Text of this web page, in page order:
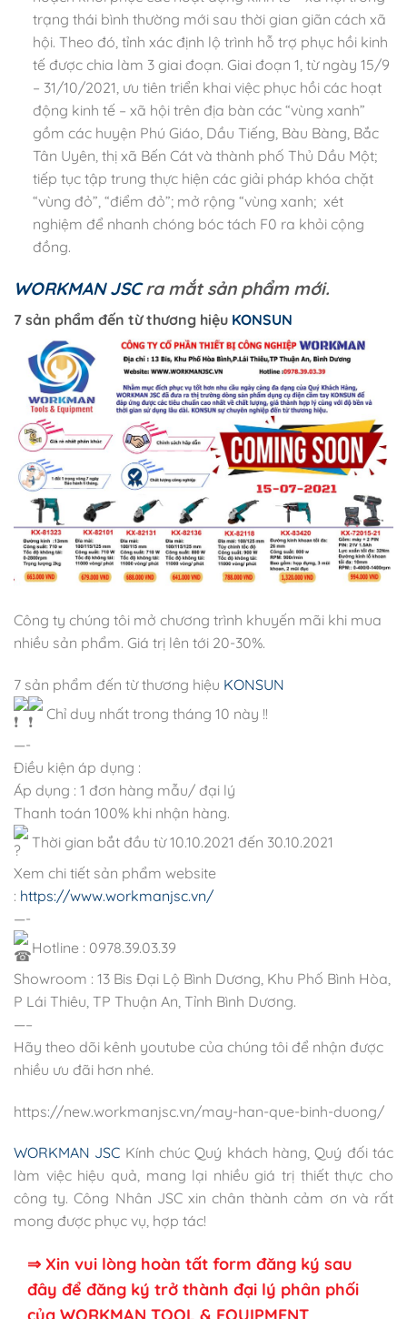
trạng thái bình thường mới sau thời gian giãn cách xã
hội. Theo đó, tỉnh xác định lộ trình hỗ trợ phục hồi kinh
tế được chia làm 3 giai đoạn. Giai đoạn 1, từ ngày 15/9
– 31/10/2021, ưu tiên triển khai việc phục hồi các hoạt
động kinh tế – xã hội trên địa bàn các “vùng xanh”
gồm các huyện Phú Giáo, Dầu Tiếng, Bàu Bàng, Bắc
Tân Uyên, thị xã Bến Cát và thành phố Thủ Dầu Một;
tiếp tục tập trung thực hiện các giải pháp khóa chặt
“vùng đỏ”, “điểm đỏ”; mở rộng “vùng xanh; xét
nghiệm để nhanh chóng bóc tách F0 ra khỏi cộng
đồng.
WORKMAN JSCra mắt sản phẩm mới.
7 sản phẩm đến từ thương hiệu KONSUN
Công ty chúng tôi mở chương trình khuyến mãi khi mua
nhiều sản phẩm. Giá trị lên tới 20-30%.
7 sản phẩm đến từ thương hiệu KONSUN
Chỉ duy nhất trong tháng 10 này !!
—-
Điều kiện áp dụng :
Áp dụng : 1 đơn hàng mẫu/ đại lý
Thanh toán 100% khi nhận hàng.
Thời gian bắt đầu từ 10.10.2021 đến 30.10.2021
Xem chi tiết sản phẩm website
: https://www.workmanjsc.vn/
—-
Hotline : 0978.39.03.39
Showroom : 13 Bis Đại Lộ Bình Dương, Khu Phố Bình Hòa,
P Lái Thiêu, TP Thuận An, Tỉnh Bình Dương.
—–
Hãy theo dõi kênh youtube của chúng tôi để nhận được
nhiều ưu đãi hơn nhé.
https://new.workmanjsc.vn/may-han-que-binh-duong/
WORKMAN JSC Kính chúc Quý khách hàng, Quý đối tác
làm việc hiệu quả, mang lại nhiều giá trị thiết thực cho
công ty. Công Nhân JSC xin chân thành cảm ơn và rất
mong được phục vụ, hợp tác!
⇒ Xin vui lòng hoàn tất form đăng ký sau
đây để đăng ký trở thành đại lý phân phối